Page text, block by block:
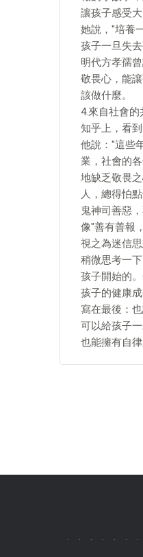
讓孩子感受
她說，"培養
孩子一旦失
明代方孝孺
敬畏心，能
該做什麼。
4.來自社會的
知乎上，看
他說："這些
業，社會的
地缺乏敬畏
人，總得怕
鬼神司善惡
像"善有善報
視之為迷信思
稍微思考一
孩子開始的
孩子的健康
寫在最後：
可以給孩子
也能擁有自律